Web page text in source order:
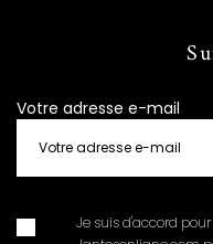
Votre adresse e-mail
Je suis d'accord